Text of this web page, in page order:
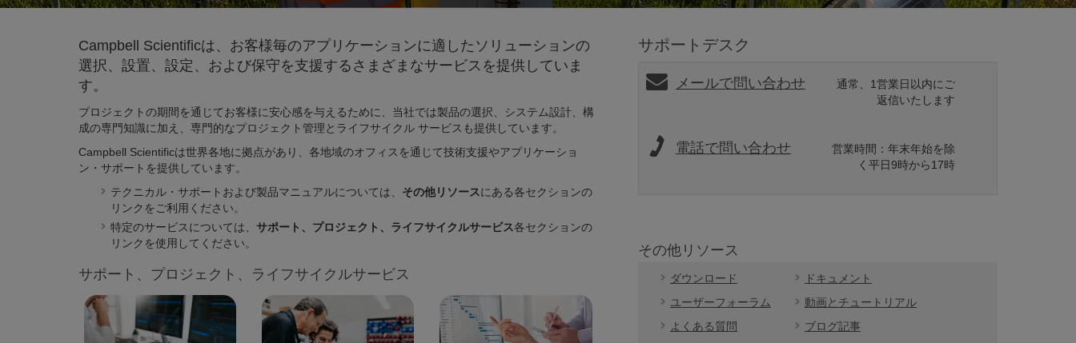
Campbell Scientificは、 お客様毎のアプリケーションに適した ソリューションの
選択、設置、設定、および保守を支援する さまざまなサービスを提供していま
す。
プロジェクトの期間を通じてお客様に安心感を与えるために、当社では製品の選択、システム設計、構
成の専門知識に加え、専門的なプロジェクト管理とライフサイクル サービスも提供しています。
Campbell Scientificは世界各地に拠点があり、各地域のオフィスを通じて技術支援やアプリケーショ
ン・サポートを提供しています。
テクニカル・サポートおよび製品マニュアルについては、 その他リソースにある各セクションの
リンクをご利用ください。
特定のサービスについては、 サポート 、 プロジェクト 、 ライフサイクルサービス各セクションの
リンクを使用してください。
サポート、プロジェクト、ライフサイクルサービス
サポートデスク
メールで問い合わせ
通常、1営業日以内にご
返信いたします
電話で問い合わせ
営業時間：年末年始を除
く平日9時から17時
その他リソース
ダウンロード
ドキュメント
ユーザーフォーラム
動画とチュートリアル
よくある質問
ブログ記事